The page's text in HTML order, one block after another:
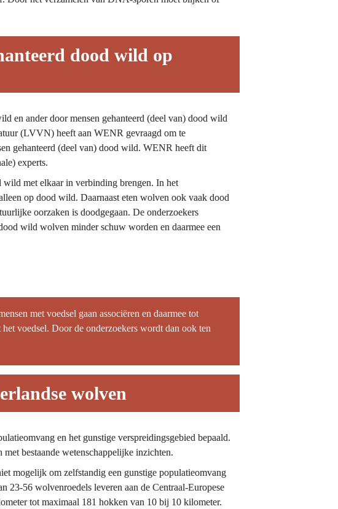
dood wild op
en ander door mensen gehanteerd (deel van) dood wild
(LVVN) heeft aan WENR gevraagd om te
gehanteerd (deel van) dood wild. WENR heeft dit
experts.
met elkaar in verbinding brengen. In het
op dood wild. Daarnaast eten wolven ook vaak dood
oorzaken is doodgegaan. De onderzoekers
wild wolven minder schuw worden en daarmee een
met voedsel gaan associëren en daarmee tot
voedsel. Door de onderzoekers wordt dan ook ten
wolven
en het gunstige verspreidingsgebied bepaald.
bestaande wetenschappelijke inzichten.
mogelijk om zelfstandig een gunstige populatieomvang
23-56 wolvenroedels leveren aan de Centraal-Europese
tot maximaal 181 hokken van 10 bij 10 kilometer.